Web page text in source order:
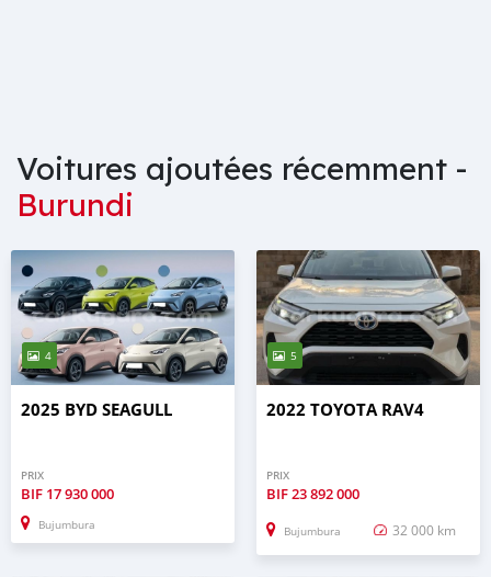
Voitures ajoutées récemment -
Burundi
4
2025 BYD SEAGULL
PRIX
BIF 17 930 000
Bujumbura
5
2022 TOYOTA RAV4
PRIX
BIF23 892 000
Bujumbura 32 000 km